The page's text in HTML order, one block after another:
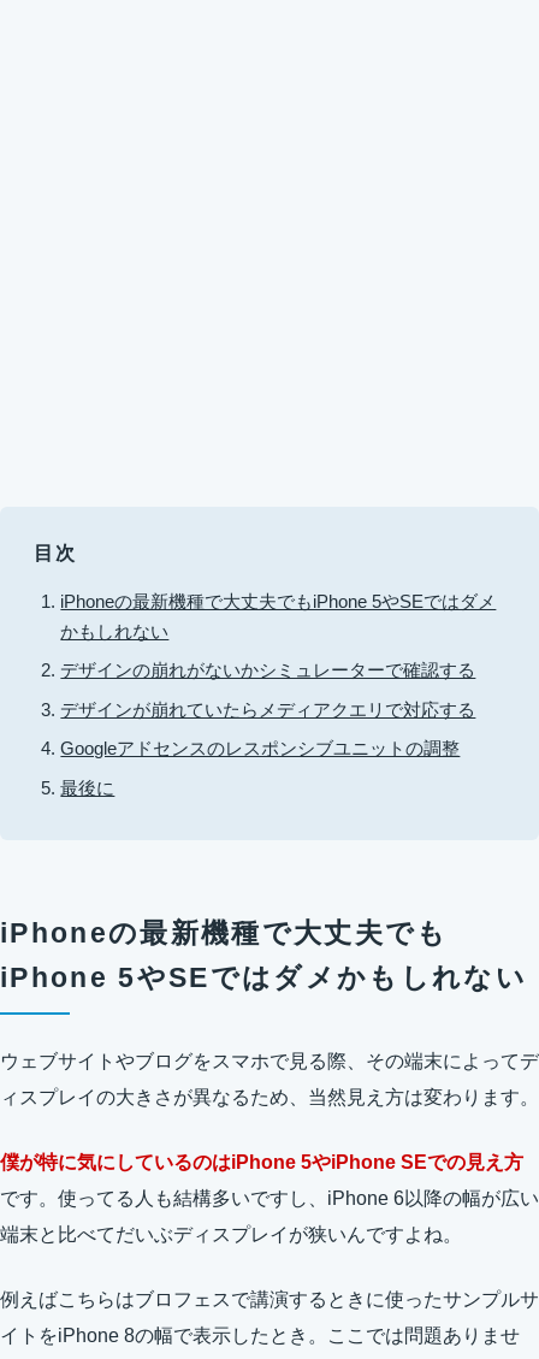
目次
iPhoneの最新機種で大丈夫でもiPhone 5やSEではダメ
かもしれない
デザインの崩れがないかシミュレーターで確認する
デザインが崩れていたらメディアクエリで対応する
Googleアドセンスのレスポンシブユニットの調整
最後に
iPhoneの最新機種で大丈夫でも
iPhone 5やSEではダメかもしれない
ウェブサイトやブログをスマホで見る際、その端末によってデ
ィスプレイの大きさが異なるため、当然見え方は変わります。
僕が特に気にしているのはiPhone 5やiPhone SEでの見え方
です。使ってる人も結構多いですし、iPhone 6以降の幅が広い
端末と比べてだいぶディスプレイが狭いんですよね。
例えばこちらはブロフェスで講演するときに使ったサンプルサ
イトをiPhone 8の幅で表示したとき。ここでは問題ありませ